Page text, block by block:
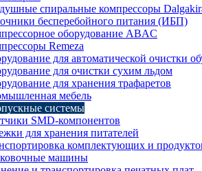
спиральные компрессоры
бесперебойного питания (ИБП)
оборудование ABAC
Remeza
для автоматической очистки
для очистки сухим льдом
для хранения трафаретов
мебель
системы
SMD-компонентов
для xранения питателей
комплектующих и
машины